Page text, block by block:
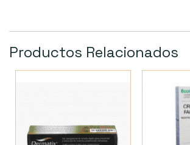
Productos Relacionados